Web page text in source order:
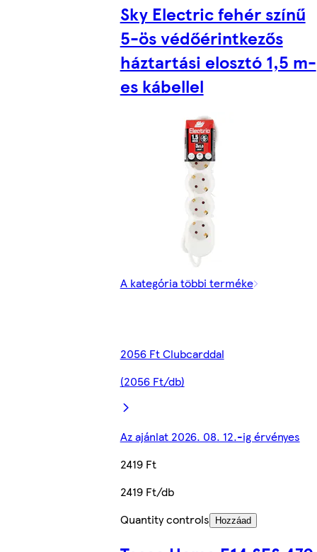
Sky Electric fehér színű
5-ös védőérintkezős
háztartási elosztó 1,5 m-
es kábellel
A kategória többi terméke
2056 Ft Clubcarddal
(2056 Ft/db)
Az ajánlat 2026. 08. 12.-ig érvényes
2419 Ft
2419 Ft/db
Quantity controls
Hozzáad